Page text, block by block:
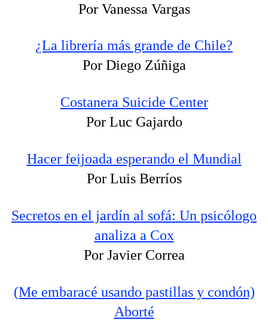
Por Vanessa Vargas
¿La librería más grande de Chile?
Por Diego Zúñiga
Costanera Suicide Center
Por Luc Gajardo
Hacer feijoada esperando el Mundial
Por Luis Berríos
Secretos en el jardín al sofá: Un psicólogo
analiza a Cox
Por Javier Correa
(Me embaracé usando pastillas y condón)
Aborté